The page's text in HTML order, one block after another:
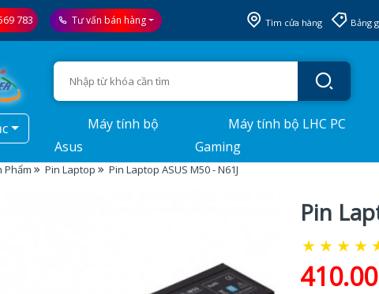
783 Tư vấn bán hàng Tìm cửa hàng Bảng
Máy tính bộ
Asus
Máy tính bộ LHC PC
Gaming
Phẩm Pin Laptop Pin Laptop ASUS M50 - N61J
Pin
★ ★ ★ ★